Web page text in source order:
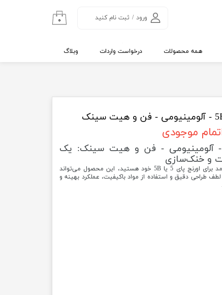
ورود / ثبت نام کنید
تغییر گذر واژه
کاربری
۰
همه محصولات درخواست واردات وبلاگ
موجودی
کیس اورنج پای 5 و 5B - آلومینیومی - فن و هیت سینک: یک
و خنک‌سازی
اگر به دنبال یک کیس با کیفیت و کارآمد برای اورنج پای 5 یا 5B خود هستید، این محصول می‌تواند
طراحی دقیق و استفاده از مواد باکیفیت، عملکرد بهینه و